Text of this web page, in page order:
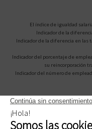
El índice de igualdad
Indicador de la
Indicador de la diferencia en las
Indicador del porcentaje de
su reincorporación
Indicador del número de